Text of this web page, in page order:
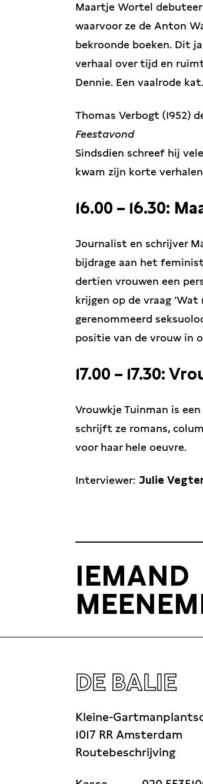
Maartje Wortel
waarvoor ze de Anton
bekroonde boeken. Dit
verhaal over tijd en
Dennie. Een vaalrode kat.
Thomas Verbogt (1952)
Feestavond
Sindsdien schreef hij
kwam zijn korte
16.00 – 16.30:
Journalist en schrijver
bijdrage aan het
dertien vrouwen een
krijgen op de vraag
gerenommeerd
positie van de vrouw in
17.00 – 17.30:
Vrouwkje Tuinman is
schrijft ze romans,
voor haar hele oeuvre.
Interviewer: Julie
IEMAND
DE BALIE
Kleine-
1017 RR Amsterdam
Routebeschrijving